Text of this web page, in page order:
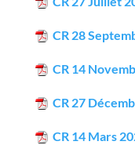
CR 28
CR 14
CR 27
CR 14 Mars